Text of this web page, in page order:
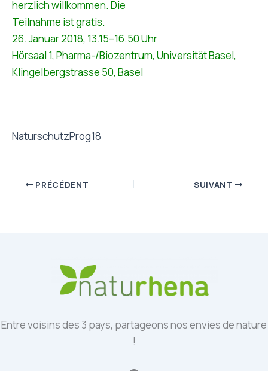
herzlich willkommen. Die
Teilnahme ist gratis.
26. Januar 2018, 13.15–16.50 Uhr
Hörsaal 1, Pharma-/Biozentrum, Universität Basel,
Klingelbergstrasse 50, Basel
NaturschutzProg18
PRÉCÉDENT SUIVANT
Entre voisins des 3 pays, partageons nos envies de nature
!